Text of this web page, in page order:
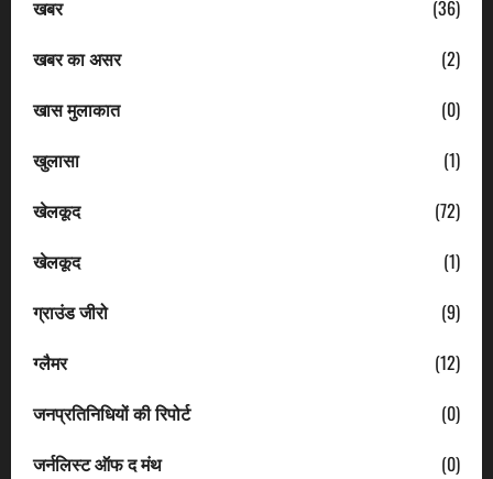
खबर
(36)
खबर का असर
(2)
खास मुलाकात
(0)
खुलासा
(1)
खेलकूद
(72)
खेलकूद
(1)
ग्राउंड जीरो
(9)
ग्लैमर
(12)
जनप्रतिनिधियों की रिपोर्ट
(0)
जर्नलिस्ट ऑफ द मंथ
(0)